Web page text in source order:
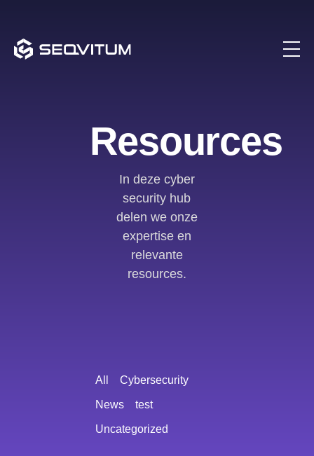
Resources
In deze cyber
security hub
delen we onze
expertise en
relevante
resources.
Cybersecurity
News test
Uncategorized
All